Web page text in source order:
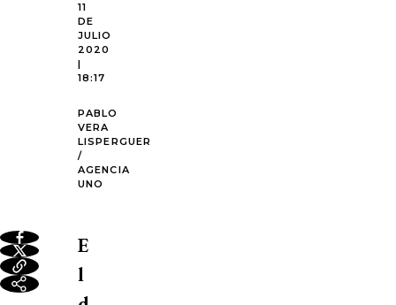
11
DE
JULIO
2020
|
18:17
PABLO
VERA
LISPERGUER
/
AGENCIA
UNO
E
l